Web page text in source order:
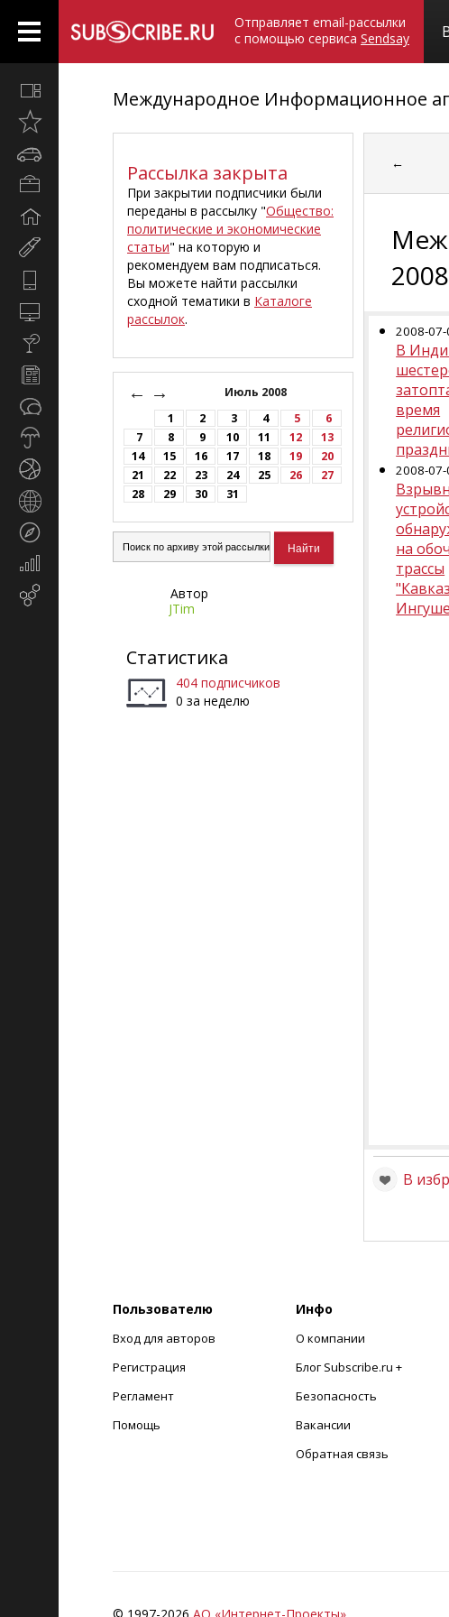
Отправляет email-рассылки
с помощью сервиса Sendsay
недавно
Компьютеры
Новости
регионы
Экономика
Международное Информационное
Рассылка закрыта
При закрытии подписчики были
переданы в рассылку "Общество:
политические и экономические
статьи" на которую и
рекомендуем вам подписаться.
Вы можете найти рассылки
сходной тематики в Каталоге
рассылок.
← Июль 2008
→
1 2 3 4 5
6
7
8 9 10 11 12
13
14
15 16 17 18 19
20
21
22 23 24 25 26
27
28
29 30 31
Автор
JTim
Статистика
404 подписчиков
0 за неделю
←
2008-
В
время
2008-07-
на
трассы
В
Пользователю
Вход для авторов
Регистрация
Регламент
Помощь
Инфо
О компании
Блог Subscribe.ru +
Безопасность
Вакансии
Обратная связь